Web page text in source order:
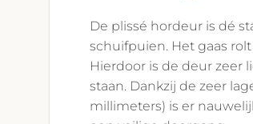
De plissé hordeur is dé
schuifpuien. Het gaas
Hierdoor is de deur zeer
staan. Dankzij de zeer
millimeters) is er